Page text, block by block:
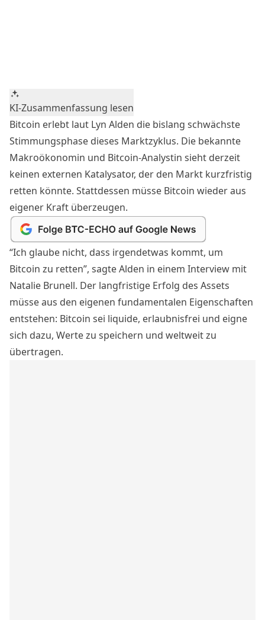
KI-Zusammenfassung lesen
Bitcoin erlebt laut Lyn Alden die bislang schwächste
Stimmungsphase dieses Marktzyklus. Die bekannte
Makroökonomin und Bitcoin-Analystin sieht derzeit
keinen externen Katalysator, der den Markt kurzfristig
retten könnte. Stattdessen müsse Bitcoin wieder aus
eigener Kraft überzeugen.
“Ich glaube nicht, dass irgendetwas kommt, um
Bitcoin zu retten”, sagte Alden in einem Interview mit
Natalie Brunell. Der langfristige Erfolg des Assets
müsse aus den eigenen fundamentalen Eigenschaften
entstehen: Bitcoin sei liquide, erlaubnisfrei und eigne
sich dazu, Werte zu speichern und weltweit zu
übertragen.